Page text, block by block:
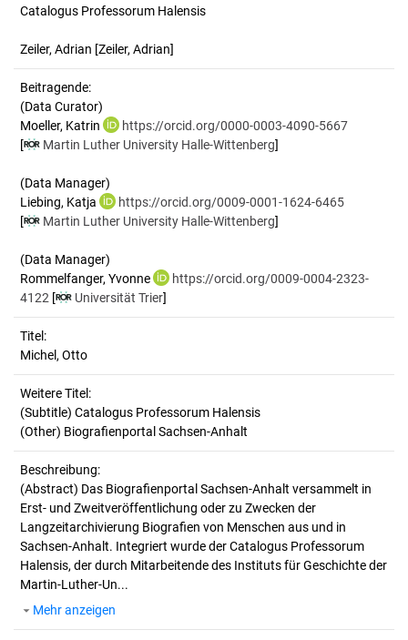
Catalogus Professorum Halensis
Zeiler, Adrian [Zeiler, Adrian]
Beitragende:
(Data Curator)
Moeller, Katrin
https://orcid.org/0000-0003-4090-5667
[
Martin Luther University Halle-Wittenberg]
(Data Manager)
Liebing, Katja
https://orcid.org/0009-0001-1624-6465
[
Martin Luther University Halle-Wittenberg]
(Data Manager)
Rommelfanger, Yvonne
https://orcid.org/0009-0004-2323-
4122 [ Universität Trier]
Titel:
Michel, Otto
Weitere Titel:
(Subtitle) Catalogus Professorum Halensis
(Other) Biografienportal Sachsen-Anhalt
Beschreibung:
(Abstract) Das Biografienportal Sachsen-Anhalt versammelt in
Erst- und Zweitveröffentlichung oder zu Zwecken der
Langzeitarchivierung Biografien von Menschen aus und in
Sachsen-Anhalt. Integriert wurde der Catalogus Professorum
Halensis, der durch Mitarbeitende des Instituts für Geschichte der
Martin-Luther-Un...
Mehr anzeigen